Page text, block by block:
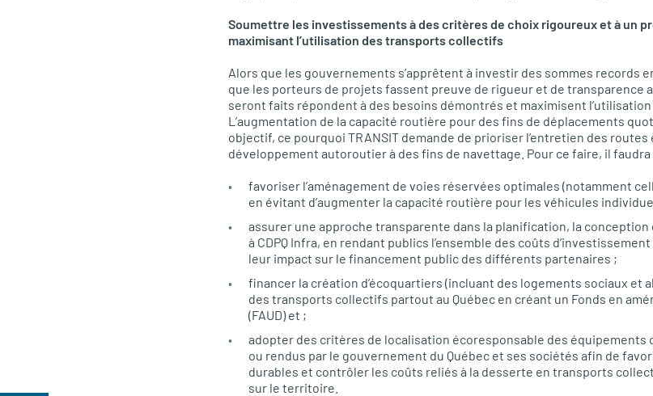
Soumettre les investissements à des critères de choix rigoureux et à un
maximisant l’utilisation des transports collectifs
Alors que les gouvernements s’apprêtent à investir des sommes records
que les porteurs de projets fassent preuve de rigueur et de transparence
seront faits répondent à des besoins démontrés et maximisent
L’augmentation de la capacité routière pour des fins de déplacements
objectif, ce pourquoi TRANSIT demande de prioriser l’entretien des routes
développement autoroutier à des fins de navettage. Pour ce faire, il faudra
favoriser l’aménagement de voies réservées optimales (notamment
en évitant d’augmenter la capacité routière pour les véhicules
assurer une approche transparente dans la planification, la
à CDPQ Infra, en rendant publics l’ensemble des coûts
leur impact sur le financement public des différents partenaires ;
financer la création d’écoquartiers (incluant des logements sociaux et
des transports collectifs partout au Québec en créant un Fonds en
(FAUD) et ;
adopter des critères de localisation écoresponsable des
ou rendus par le gouvernement du Québec et ses sociétés afin de
durables et contrôler les coûts reliés à la desserte en transports
sur le territoire.